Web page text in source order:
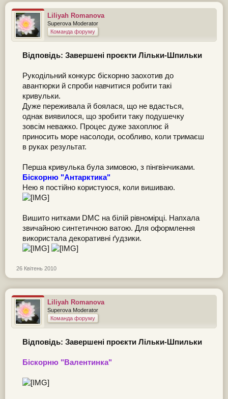
Liliyah Romanova
Superova Moderator
Команда форуму
Відповідь: Завершені проєкти Лільки-Шпильки
Рукодільний конкурс біскорню заохотив до
авантюрки й спроби навчитися робити такі
кривульки.
Дуже переживала й боялася, що не вдасться,
однак виявилося, що зробити таку подушечку
зовсім неважко. Процес дуже захоплює й
приносить море насолоди, особливо, коли тримаєш
в руках результат.
Перша кривулька була зимовою, з пінгвінчиками.
Біскорню "Антарктика"
Нею я постійно користуюся, коли вишиваю.
Вишито нитками DMC на білій рівномірці. Напхала
звичайною синтетичною ватою. Для оформлення
використала декоративні ґудзики.
26 Квітень 2010
Liliyah Romanova
Superova Moderator
Команда форуму
Відповідь: Завершені проєкти Лільки-Шпильки
Біскорню "Валентинка"